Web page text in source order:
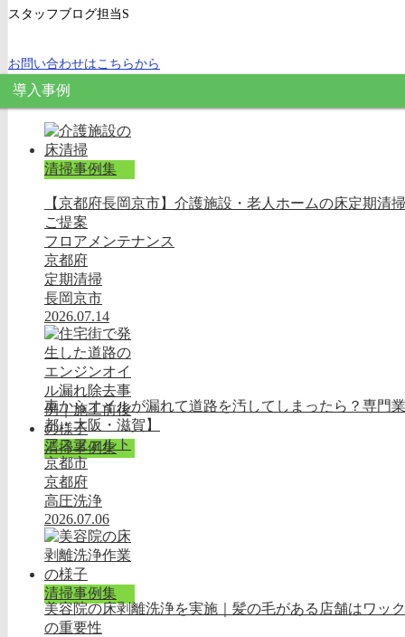
スタッフブログ担当S
お問い合わせはこちらから
導入事例
清掃事例集
【京都府長岡京市】介護施設・老人ホームの床定期清
ご提案
フロアメンテナンス
京都府
定期清掃
長岡京市
2026.07.14
清掃事例集
車からオイルが漏れて道路を汚してしまったら？専門
都・大阪・滋賀】
アスファルト
京都市
京都府
高圧洗浄
2026.07.06
清掃事例集
美容院の床剥離洗浄を実施｜髪の毛がある店舗はワッ
の重要性